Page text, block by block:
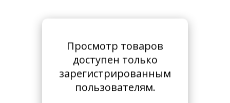
Просмотр товаров
доступен только
зарегистрированным
пользователям.